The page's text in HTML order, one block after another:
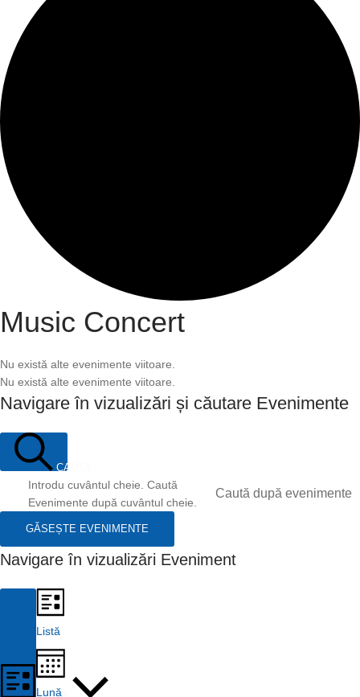
Music Concert
Nu există alte evenimente viitoare.
Nu există alte evenimente viitoare.
Navigare în vizualizări și căutare Evenimente
CAUTĂ
Introdu cuvântul cheie. Caută
Evenimente după cuvântul cheie.
GĂSEȘTE EVENIMENTE
Navigare în vizualizări Eveniment
Listă
Lună